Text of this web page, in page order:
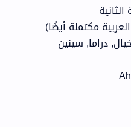
دراما, سينين